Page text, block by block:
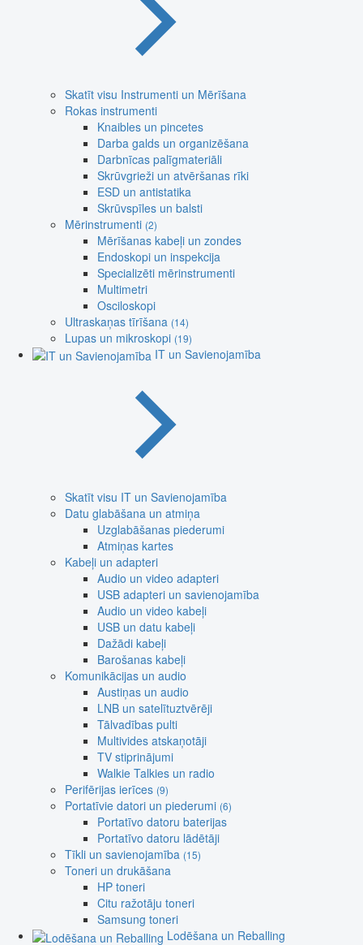
Skatīt visu Instrumenti un Mērīšana
Rokas instrumenti
Knaibles un pincetes
Darba galds un organizēšana
Darbnīcas palīgmateriāli
Skrūvgrieži un atvēršanas rīki
ESD un antistatika
Skrūvspīles un balsti
Mērinstrumenti (2)
Mērīšanas kabeļi un zondes
Endoskopi un inspekcija
Specializēti mērinstrumenti
Multimetri
Osciloskopi
Ultraskaņas tīrīšana (14)
Lupas un mikroskopi (19)
IT un Savienojamība
Skatīt visu IT un Savienojamība
Datu glabāšana un atmiņa
Uzglabāšanas piederumi
Atmiņas kartes
Kabeļi un adapteri
Audio un video adapteri
USB adapteri un savienojamība
Audio un video kabeļi
USB un datu kabeļi
Dažādi kabeļi
Barošanas kabeļi
Komunikācijas un audio
Austiņas un audio
LNB un satelītuztvērēji
Tālvadības pulti
Multivides atskaņotāji
TV stiprinājumi
Walkie Talkies un radio
Perifērijas ierīces (9)
Portatīvie datori un piederumi (6)
Portatīvo datoru baterijas
Portatīvo datoru lādētāji
Tīkli un savienojamība (15)
Toneri un drukāšana
HP toneri
Citu ražotāju toneri
Samsung toneri
Lodēšana un Reballing